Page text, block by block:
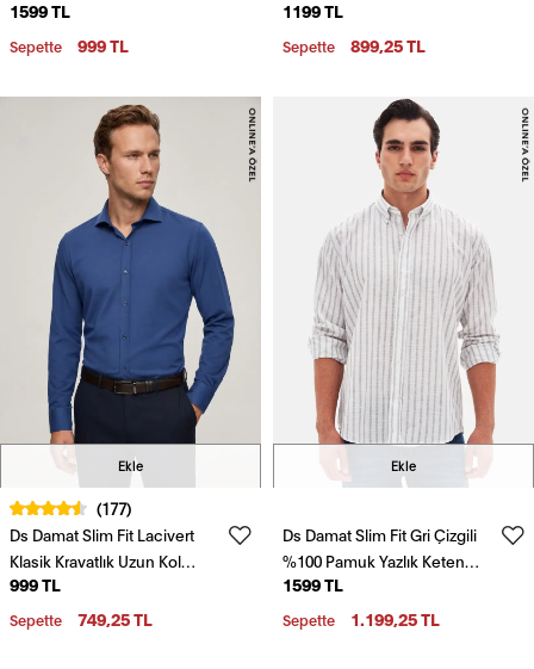
Keten Görünümlü %100
Pamuk Gömlek
1599 TL
Sepette 999 TL
1199 TL
Sepette 899,25 TL
Ekle
(177)
Ds Damat Slim Fit Lacivert
Klasik Kravatlık Uzun Kol
Kolay Ütülenebilir Gömlek
999 TL
Sepette 749,25 TL
Ekle
Ds Damat Slim Fit Gri Çizgili
%100 Pamuk Yazlık Keten
Gömlek
1599 TL
Sepette 1.199,25 TL